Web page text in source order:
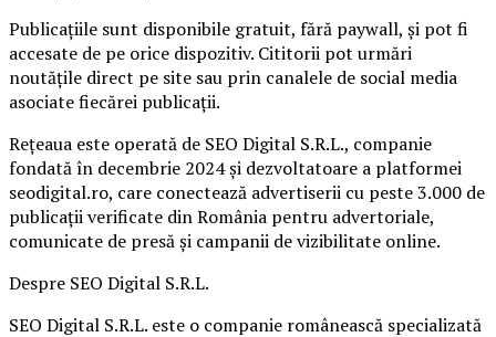
Publicațiile sunt disponibile gratuit, fără paywall, și pot fi
accesate de pe orice dispozitiv. Cititorii pot urmări
noutățile direct pe site sau prin canalele de social media
asociate fiecărei publicații.
Rețeaua este operată de SEO Digital S.R.L., companie
fondată în decembrie 2024 și dezvoltatoare a platformei
seodigital.ro, care conectează advertiserii cu peste 3.000 de
publicații verificate din România pentru advertoriale,
comunicate de presă și campanii de vizibilitate online.
Despre SEO Digital S.R.L.
SEO Digital S.R.L. este o companie românească specializată